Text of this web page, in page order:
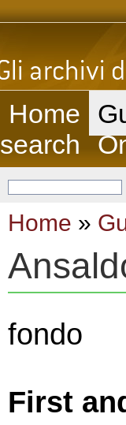
Home
search
Home »
fondo
First